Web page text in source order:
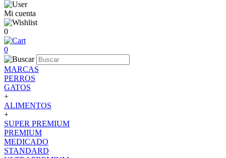
Mi cuenta
0
0
MARCAS
PERROS
GATOS
+
ALIMENTOS
+
SUPER PREMIUM
PREMIUM
MEDICADO
STANDARD